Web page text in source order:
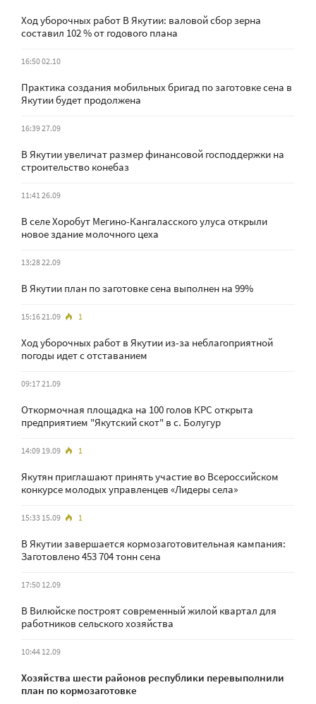
Ход уборочных работ В Якутии: валовой сбор зерна
составил 102 % от годового плана
16:50 02.10
Практика создания мобильных бригад по заготовке сена в
Якутии будет продолжена
16:39 27.09
В Якутии увеличат размер финансовой господдержки на
строительство конебаз
11:41 26.09
В селе Хоробут Мегино-Кангаласского улуса открыли
новое здание молочного цеха
13:28 22.09
В Якутии план по заготовке сена выполнен на 99%
15:16 21.09 1
Ход уборочных работ в Якутии из-за неблагоприятной
погоды идет с отставанием
09:17 21.09
Откормочная площадка на 100 голов КРС открыта
предприятием "Якутский скот" в с. Болугур
14:09 19.09 1
Якутян приглашают принять участие во Всероссийском
конкурсе молодых управленцев «Лидеры села»
15:33 15.09 1
В Якутии завершается кормозаготовительная кампания:
Заготовлено 453 704 тонн сена
17:50 12.09
В Вилюйске построят современный жилой квартал для
работников сельского хозяйства
10:44 12.09
Хозяйства шести районов республики перевыполнили
план по кормозаготовке